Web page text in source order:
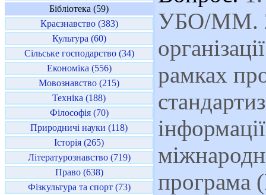
Бібліотека (59)
Краєзнавство (383)
Культура (60)
Сільське господарство (34)
Економіка (556)
Мовознавство (215)
Техніка (188)
Філософія (70)
Природничі науки (118)
Історія (265)
Літературознавство (719)
Право (638)
Фізкультура та спорт (73)
УБО/ММ.
рамках